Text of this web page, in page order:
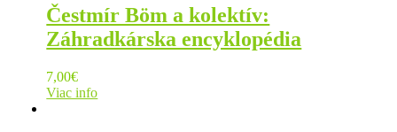
Čestmír Böm a kolektív:
Záhradkárska encyklopédia
7,00€
Viac info